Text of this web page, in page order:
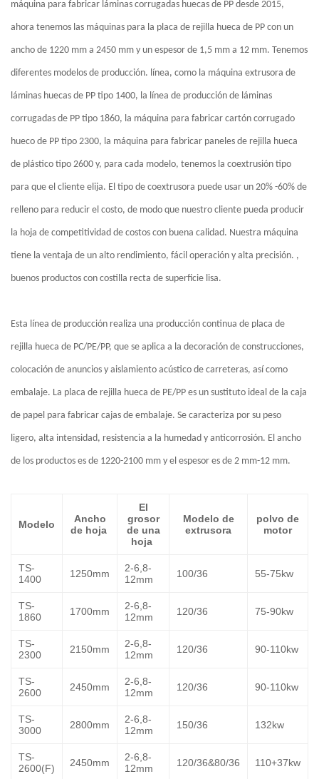
máquina para fabricar láminas corrugadas huecas de PP desde 2015,
ahora tenemos las máquinas para la placa de rejilla hueca de PP con un
ancho de 1220 mm a 2450 mm y un espesor de 1,5 mm a 12 mm. Tenemos
diferentes modelos de producción. línea, como la máquina extrusora de
láminas huecas de PP tipo 1400, la línea de producción de láminas
corrugadas de PP tipo 1860, la máquina para fabricar cartón corrugado
hueco de PP tipo 2300, la máquina para fabricar paneles de rejilla hueca
de plástico tipo 2600 y, para cada modelo, tenemos la coextrusión tipo
para que el cliente elija. El tipo de coextrusora puede usar un 20% -60% de
relleno para reducir el costo, de modo que nuestro cliente pueda producir
la hoja de competitividad de costos con buena calidad. Nuestra máquina
tiene la ventaja de un alto rendimiento, fácil operación y alta precisión. ,
buenos productos con costilla recta de superficie lisa.
Esta línea de producción realiza una producción continua de placa de
rejilla hueca de PC/PE/PP, que se aplica a la decoración de construcciones,
colocación de anuncios y aislamiento acústico de carreteras, así como
embalaje. La placa de rejilla hueca de PE/PP es un sustituto ideal de la caja
de papel para fabricar cajas de embalaje. Se caracteriza por su peso
ligero, alta intensidad, resistencia a la humedad y anticorrosión. El ancho
de los productos es de 1220-2100 mm y el espesor es de 2 mm-12 mm.
Modelo
Ancho
de hoja
El
grosor
de una
hoja
Modelo de
extrusora
polvo de
motor
TS-
1400
1250mm
2-6,8-
12mm
100/36 55-75kw
TS-
1860
1700mm
2-6,8-
12mm
120/36 75-90kw
TS-
2300
2150mm
2-6,8-
12mm
120/36 90-110kw
TS-
2600
2450mm
2-6,8-
12mm
120/36 90-110kw
TS-
3000
2800mm
2-6,8-
12mm
150/36 132kw
TS-
2600(F)
2450mm
2-6,8-
12mm
120/36&80/36 110+37kw